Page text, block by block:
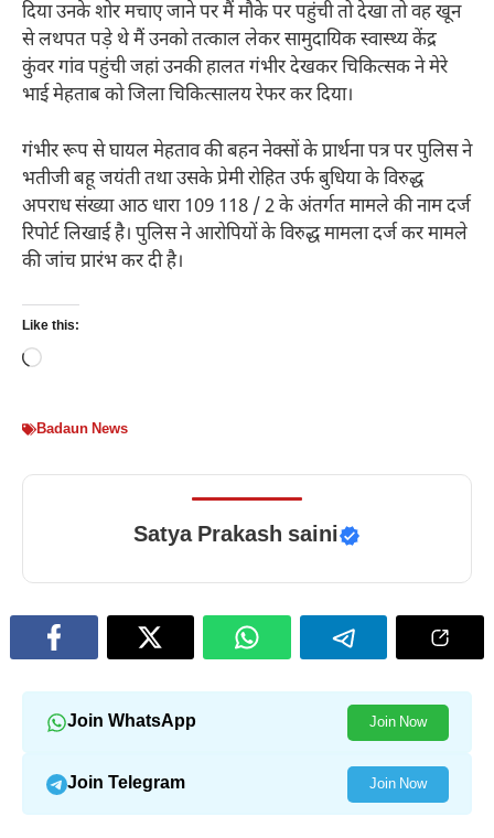
दिया उनके शोर मचाए जाने पर मैं मौके पर पहुंची तो देखा तो वह खून
से लथपत पड़े थे मैं उनको तत्काल लेकर सामुदायिक स्वास्थ्य केंद्र
कुंवर गांव पहुंची जहां उनकी हालत गंभीर देखकर चिकित्सक ने मेरे
भाई मेहताब को जिला चिकित्सालय रेफर कर दिया।
गंभीर रूप से घायल मेहताव की बहन नेक्सों के प्रार्थना पत्र पर पुलिस ने
भतीजी बहू जयंती तथा उसके प्रेमी रोहित उर्फ बुधिया के विरुद्ध
अपराध संख्या आठ धारा 109 118 / 2 के अंतर्गत मामले की नाम दर्ज
रिपोर्ट लिखाई है। पुलिस ने आरोपियों के विरुद्ध मामला दर्ज कर मामले
की जांच प्रारंभ कर दी है।
Like this:
Loading…
Badaun News
Satya Prakash saini
Join WhatsApp Join Now
Join Telegram Join Now